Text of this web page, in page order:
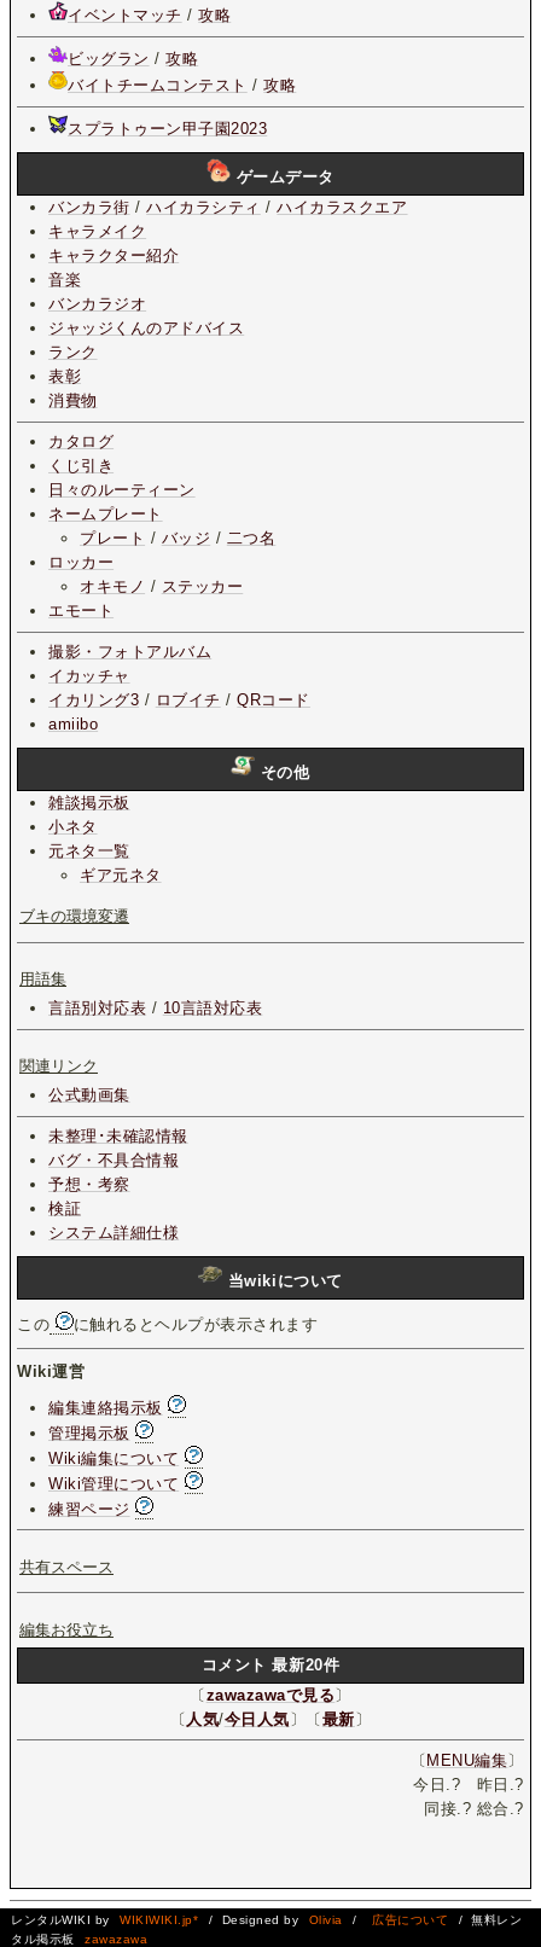
イベントマッチ /攻略
ビッグラン /攻略
バイトチームコンテスト /攻略
スプラトゥーン甲子園2023
ゲームデータ
バンカラ街 /ハイカラシティ /ハイカラスクエア
キャラメイク
キャラクター紹介
音楽
バンカラジオ
ジャッジくんのアドバイス
ランク
表彰
消費物
カタログ
くじ引き
日々のルーティーン
ネームプレート
プレート / バッジ / 二つ名
ロッカー
オキモノ / ステッカー
エモート
撮影・フォトアルバム
イカッチャ
イカリング3 / ロブイチ /QRコード
amiibo
その他
雑談掲示板
小ネタ
元ネタ一覧
ギア元ネタ
ブキの環境変遷
用語集
言語別対応表 / 10言語対応表
関連リンク
公式動画集
未整理･未確認情報
バグ・不具合情報
予想・考察
検証
システム詳細仕様
当wikiについて
この に触れるとヘルプが表示されます
Wiki運営
編集連絡掲示板
管理掲示板
Wiki編集について
Wiki管理について
練習ページ
共有スペース
編集お役立ち
コメント 最新20件
〔 zawazawaで見る 〕
〔 人気/今日人気 〕〔 最新 〕
〔 MENU編集〕
今日. ? 昨日.?
同接. ? 総合.?
レンタルWIKI by WIKIWIKI.jp* / Designed by Olivia / 広告について
/ 無料レン
タル掲示板
zawazawa